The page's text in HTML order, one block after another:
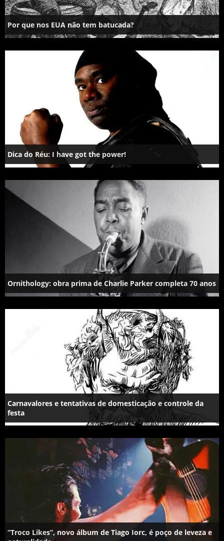
Por que nos EUA não tem batucada?
Dica do Réu: I have got the power!
Ornithology: obra prima de Charlie Parker completa 70 anos
Carnavalores e tentativas de domesticação e controle da
festa
“Troco Likes”, novo álbum de Tiago Iorc, é poço de leveza e